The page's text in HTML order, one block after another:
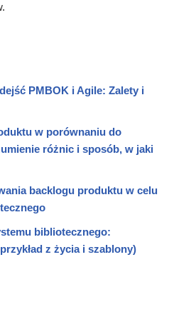
PMBOK i Agile: Zalety i
w porównaniu do
różnic i sposób, w jaki
backlogu produktu w celu
bibliotecznego:
z życia i szablony)